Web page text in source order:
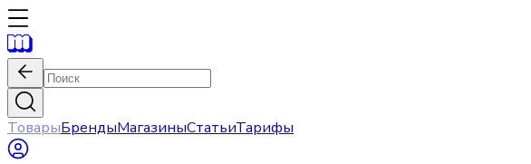
ТоварыБрендыМагазиныСтатьиТарифы